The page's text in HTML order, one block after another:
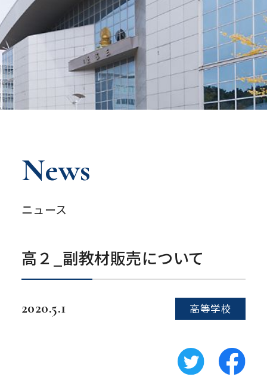
News
ニュース
高２_副教材販売について
2020.5.1 高等学校